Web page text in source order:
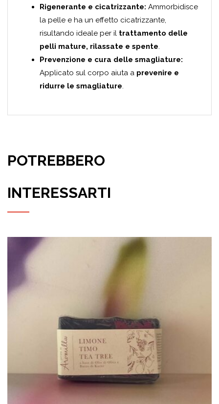
Rigenerante e cicatrizzante: Ammorbidisce
la pelle e ha un effetto cicatrizzante,
risultando ideale per il trattamento delle
pelli mature, rilassate e spente.
Prevenzione e cura delle smagliature:
Applicato sul corpo aiuta a prevenire e
ridurre le smagliature.
POTREBBERO
INTERESSARTI